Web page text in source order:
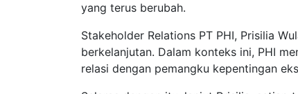
yang terus berubah.
Stakeholder Relations PT PHI, Prisilia
berkelanjutan. Dalam konteks ini, PHI
relasi dengan pemangku kepentingan